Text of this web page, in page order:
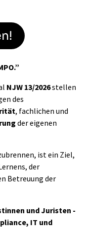
NJW 13/2026stellen
des
, fachlichen und
der eigenen
ist ein Ziel,
der
Betreuung der
und Juristen -
IT und